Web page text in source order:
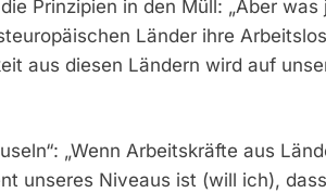
Prinzipien in den Müll: „Aber
Länder ihre
aus diesen Ländern wird auf
„Wenn Arbeitskräfte aus
unseres Niveaus ist (will ich),